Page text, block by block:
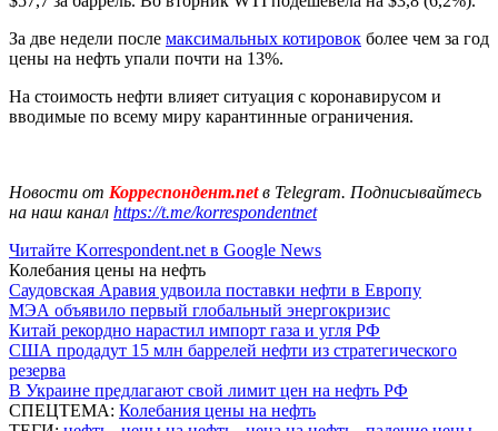
За две недели после максимальных котировок более чем за год
цены на нефть упали почти на 13%.
На стоимость нефти влияет ситуация с коронавирусом и
вводимые по всему миру карантинные ограничения.
Новости от Корреспондент.netв Telegram. Подписывайтесь
на наш канал https://t.me/korrespondentnet
Читайте Korrespondent.net в Google News
Колебания цены на нефть
Саудовская Аравия удвоила поставки нефти в Европу
МЭА объявило первый глобальный энергокризис
Китай рекордно нарастил импорт газа и угля РФ
США продадут 15 млн баррелей нефти из стратегического
резерва
В Украине предлагают свой лимит цен на нефть РФ
СПЕЦТЕМА: Колебания цены на нефть